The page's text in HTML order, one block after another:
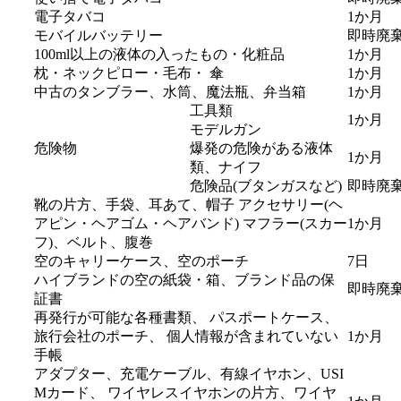
電子タバコ
1か月
モバイルバッテリー
即時廃
100ml以上の液体の入ったもの・化粧品
1か月
枕・ネックピロー・毛布・ 傘
1か月
中古のタンブラー、水筒、魔法瓶、弁当箱
1か月
危険物
工具類
1か月
モデルガン
爆発の危険がある液体
類、ナイフ
1か月
危険品(ブタンガスなど) 即時廃
靴の片方、手袋、耳あて、帽子 アクセサリー(ヘ
アピン・ヘアゴム・ヘアバンド) マフラー(スカー
フ)、ベルト、腹巻
1か月
空のキャリーケース、空のポーチ
7日
ハイブランドの空の紙袋・箱、ブランド品の保
証書
即時廃
再発行が可能な各種書類、 パスポートケース、
旅行会社のポーチ、 個人情報が含まれていない
手帳
1か月
アダプター、充電ケーブル、有線イヤホン、USI
Mカード、 ワイヤレスイヤホンの片方、ワイヤ